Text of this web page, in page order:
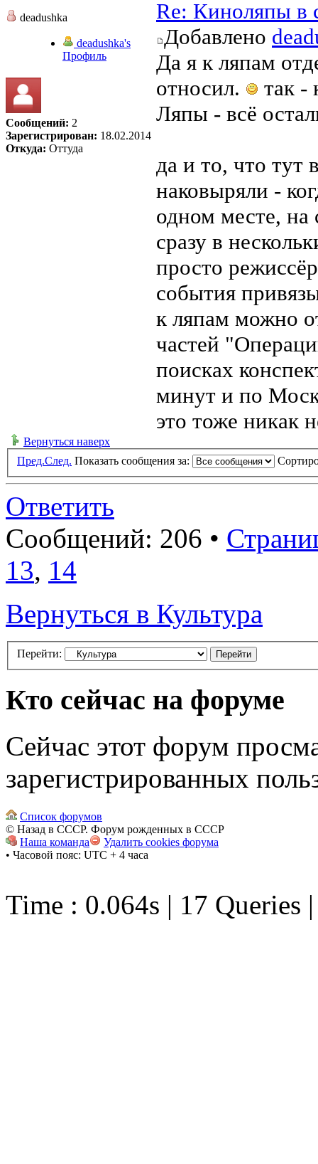
deadushka
deadushka's
Профиль
Сообщений: 2
Зарегистрирован: 18.02.2014
Откуда: Оттуда
Re: Киноляпы в
Добавлено
Да я к ляпам
относил.
так -
Ляпы - всё
да и то, что тут
наковыряли -
одном месте, на
сразу в
просто
события
к ляпам можно
частей
поисках
минут и по
это тоже никак
Вернуться наверх
Пред.След. Показать сообщения за:
Ответить
Сообщений: 206 •
13, 14
Вернуться в Культура
Перейти:
Кто сейчас на форуме
Сейчас этот форум
зарегистрированных
Список форумов
© Назад в СССР. Форум рожденных в СССР
Наша команда
Удалить cookies форума
• Часовой пояс: UTC + 4 часа
Time : 0.064s | 17 Queries